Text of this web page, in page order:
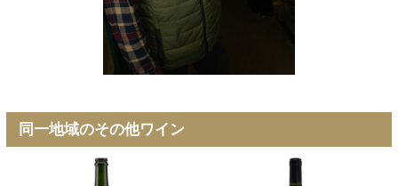
同一地域のその他ワイン